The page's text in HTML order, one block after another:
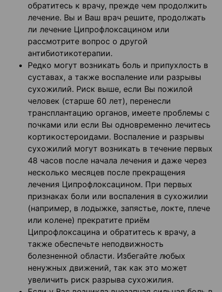
обратитесь к врачу, прежде чем продолжить
лечение. Вы и Ваш врач решите, продолжать
ли лечение Ципрофлоксацином или
рассмотрите вопрос о другой
антибиотикотерапии.
Редко могут возникать боль и припухлость в
суставах, а также воспаление или разрывы
сухожилий. Риск выше, если Вы пожилой
человек (старше 60 лет), перенесли
трансплантацию органов, имеете проблемы с
почками или если Вы одновременно лечитесь
кортикостероидами. Воспаление и разрывы
сухожилий могут возникать в течение первых
48 часов после начала лечения и даже через
несколько месяцев после прекращения
лечения Ципрофлоксацином. При первых
признаках боли или воспаления в сухожилии
(например, в лодыжке, запястье, локте, плече
или колене) прекратите приём
Ципрофлоксацина и обратитесь к врачу, а
также обеспечьте неподвижность
болезненной области. Избегайте любых
ненужных движений, так как это может
увеличить риск разрыва сухожилия.